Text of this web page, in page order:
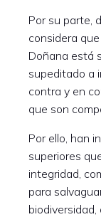
Por su parte,
considera
Doñana está
supeditado a
contra y en
que son
Por ello, han
superiores
integridad,
para
biodiversidad,